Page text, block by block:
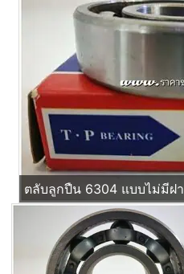
ตลับลูกปืน 6304 แบบไม่มีฝา